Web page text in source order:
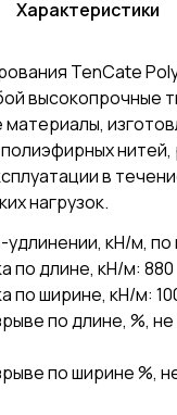
Характеристики
TenCate
высокопрочные
материалы,
в
нагрузок.
кН/м,
по длине, кН/м: 880
по ширине, кН/м:
по длине, %,
по ширине %,